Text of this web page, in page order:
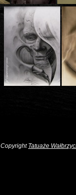
Copyright Tatuaże